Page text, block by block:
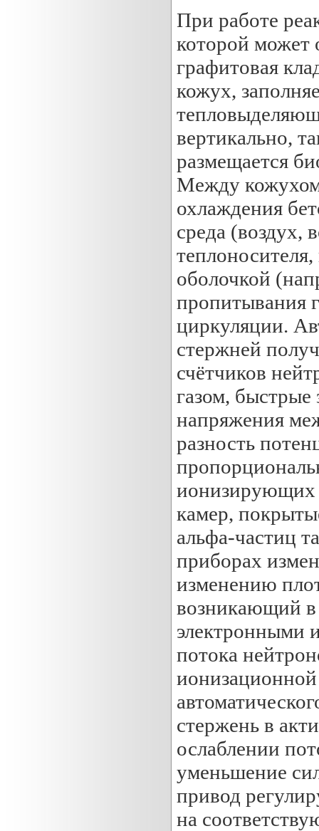
При работе
которой может
графитовая
кожух,
вертикально,
размещается
Между кожухом
охлаждения
среда (воздух,
оболочкой
пропитывания
циркуляции.
стержней
счётчиков
газом,
напряжения
разность
ионизирующих
камер,
альфа-частиц
приборах
изменению
возникающий в
электронными
потока
стержень в
ослаблении
уменьшение
привод
на